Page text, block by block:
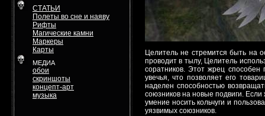
СТАТЬИ
Полеты во сне и наяву
Рифты
Магические камни
Маркеры
Карты
МЕДИА
обои
скриншоты
концепт-арт
музыка
Целитель не стремится быть на
проводит в тылу, Целитель
соратников. Этот жрец
увечья, что позволяет его
наделен способностью
союзников на новые подвиги.
умение носить кольчуги и
уязвимых союзников.